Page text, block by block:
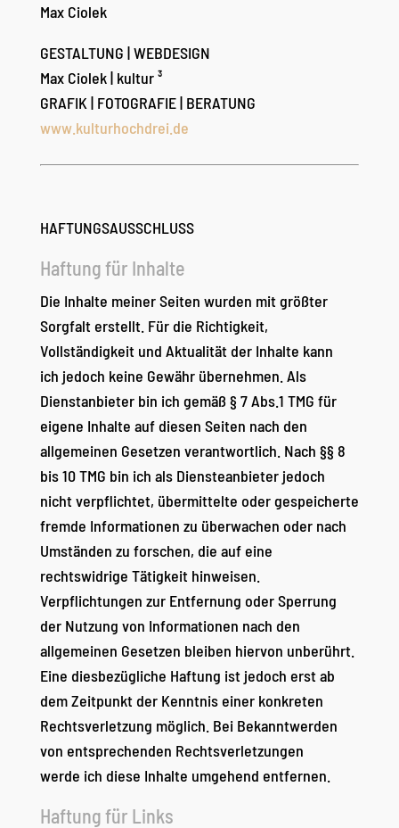
Max Ciolek
GESTALTUNG | WEBDESIGN
Max Ciolek | kultur ³
GRAFIK | FOTOGRAFIE | BERATUNG
www.kulturhochdrei.de
HAFTUNGSAUSSCHLUSS
Haftung für Inhalte
Die Inhalte meiner Seiten wurden mit größter
Sorgfalt erstellt. Für die Richtigkeit,
Vollständigkeit und Aktualität der Inhalte kann
ich jedoch keine Gewähr übernehmen. Als
Dienstanbieter bin ich gemäß § 7 Abs.1 TMG für
eigene Inhalte auf diesen Seiten nach den
allgemeinen Gesetzen verantwortlich. Nach §§ 8
bis 10 TMG bin ich als Diensteanbieter jedoch
nicht verpflichtet, übermittelte oder gespeicherte
fremde Informationen zu überwachen oder nach
Umständen zu forschen, die auf eine
rechtswidrige Tätigkeit hinweisen.
Verpflichtungen zur Entfernung oder Sperrung
der Nutzung von Informationen nach den
allgemeinen Gesetzen bleiben hiervon unberührt.
Eine diesbezügliche Haftung ist jedoch erst ab
dem Zeitpunkt der Kenntnis einer konkreten
Rechtsverletzung möglich. Bei Bekanntwerden
von entsprechenden Rechtsverletzungen
werde ich diese Inhalte umgehend entfernen.
Haftung für Links